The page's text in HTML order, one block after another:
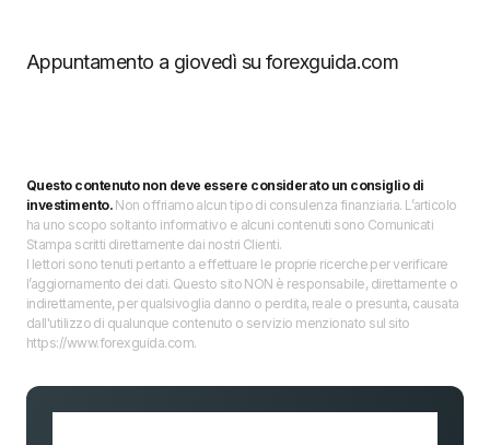
Appuntamento a giovedì su forexguida.com
Questo contenuto non deve essere considerato un consiglio di
investimento.Non offriamo alcun tipo di consulenza finanziaria. L’articolo
ha uno scopo soltanto informativo e alcuni contenuti sono Comunicati
Stampa scritti direttamente dai nostri Clienti.
I lettori sono tenuti pertanto a effettuare le proprie ricerche per verificare
l’aggiornamento dei dati. Questo sito NON è responsabile, direttamente o
indirettamente, per qualsivoglia danno o perdita, reale o presunta, causata
dall'utilizzo di qualunque contenuto o servizio menzionato sul sito
https://www.forexguida.com.